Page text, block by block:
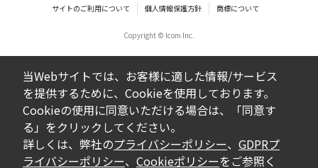
告なく改良及び変更される場合があります。
ダウンロードサービスに掲載していますBIOS/
ファームウェアデータにつきましては、パソ
コンの基本システムを制御する重要なデータ
ですから、データの書換中に誤操作や中断に
よって失敗した場合、パソコンが正常に動作
しなくなります。お客様がBIOS/ファームウェ
アデータの書換に失敗され、正常に動作しな
サイトのご利用について 個人情報保護方針 商標について
Copyright © Icom Inc.
当Webサイトでは、お客様に適した情報/サービス
を提供するために、Cookieを使用しております。
Cookieの使用に同意いただける場合は、「同意す
る」をクリックしてください。
詳しくは、弊社のプライバシーポリシー、 GDPRプ
ライバシーポリシー、 Cookieポリシーをご参照く